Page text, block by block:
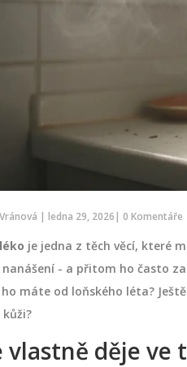
| ledna 29, 2026| 0 Komentáře
je jedna z těch věcí, které
- a přitom ho často
ho máte od loňského léta?
vlastně děje ve